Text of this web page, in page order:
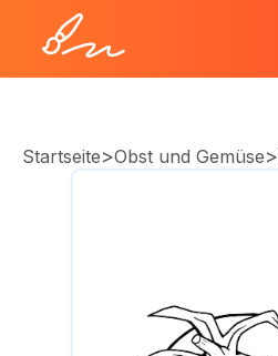
Startseite>Obst und Gemüse>